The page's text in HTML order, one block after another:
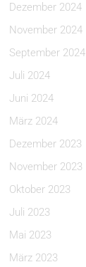
Dezember 2024
November 2024
September 2024
Juli 2024
Juni 2024
März 2024
Dezember 2023
November 2023
Oktober 2023
Juli 2023
Mai 2023
März 2023